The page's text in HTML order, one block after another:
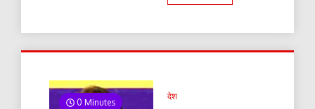
0 Minutes
देश